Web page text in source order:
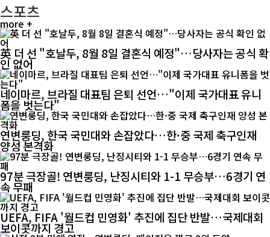
스포츠
more +
英 더 선 "호날두, 8월 8일 결혼식 예정"…당사자는 공식 확
인 없어
네이마르, 브라질 대표팀 은퇴 선언…"이제 국가대표 유니
폼을 벗는다"
연변룽딩, 한국 국민대와 손잡았다…한·중 국제 축구인재
양성 본격화
97분 극장골! 연변룽딩, 난징시티와 1-1 무승부…6경기 연
속 무패
UEFA, FIFA '월드컵 민영화' 추진에 집단 반발…국제대회
보이콧까지 경고